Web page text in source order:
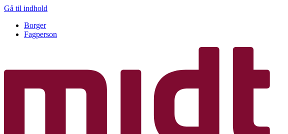
Gå til indhold
Borger
Fagperson